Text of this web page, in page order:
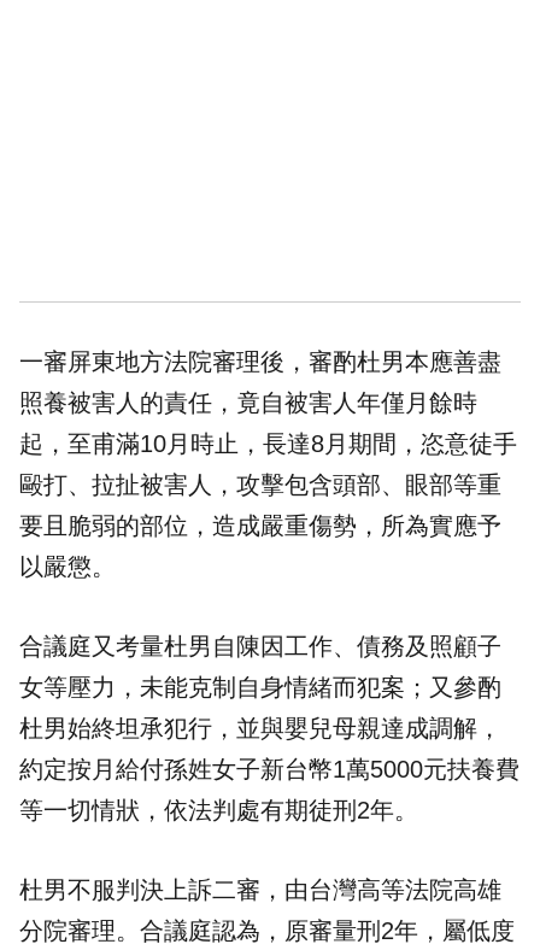
一審屏東地方法院審理後，審酌杜男本應善盡
照養被害人的責任，竟自被害人年僅月餘時
起，至甫滿10月時止，長達8月期間，恣意徒手
毆打、拉扯被害人，攻擊包含頭部、眼部等重
要且脆弱的部位，造成嚴重傷勢，所為實應予
以嚴懲。
合議庭又考量杜男自陳因工作、債務及照顧子
女等壓力，未能克制自身情緒而犯案；又參酌
杜男始終坦承犯行，並與嬰兒母親達成調解，
約定按月給付孫姓女子新台幣1萬5000元扶養費
等一切情狀，依法判處有期徒刑2年。
杜男不服判決上訴二審，由台灣高等法院高雄
分院審理。合議庭認為，原審量刑2年，屬低度